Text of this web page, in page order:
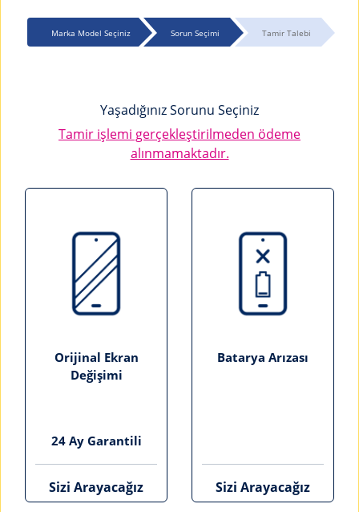
Marka Model Seçiniz Sorun Seçimi Tamir Talebi
Yaşadığınız Sorunu Seçiniz
Tamir işlemi gerçekleştirilmeden ödeme
alınmamaktadır.
Orijinal Ekran
Değişimi
24 Ay Garantili
Sizi Arayacağız
Batarya Arızası
Sizi Arayacağız